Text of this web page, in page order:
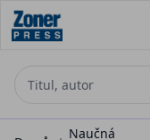
Naučná